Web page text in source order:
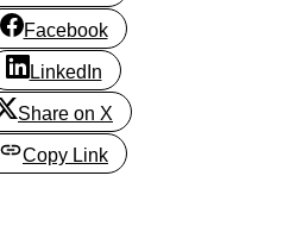
Facebook
LinkedIn
Share on X
Copy Link